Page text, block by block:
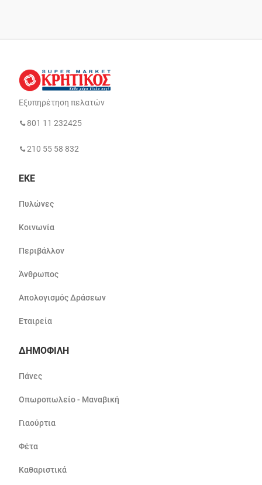
Εξυπηρέτηση πελατών
801 11 232425
210 55 58 832
ΕΚΕ
Πυλώνες
Κοινωνία
Περιβάλλον
Άνθρωπος
Απολογισμός Δράσεων
Εταιρεία
ΔΗΜΟΦΙΛΗ
Πάνες
Οπωροπωλείο - Μαναβική
Γιαούρτια
Φέτα
Καθαριστικά